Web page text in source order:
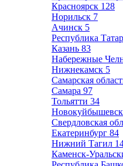
Красноярск 128
Норильск 7
Ачинск 5
Республика
Казань 83
Набережные
Нижнекамск 5
Самарская
Самара 97
Тольятти 34
Новокуйбышевск
Свердловская
Екатеринбург 84
Нижний Тагил
Каменск-